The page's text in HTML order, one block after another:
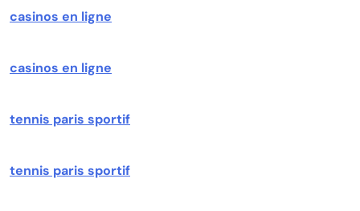
casinos en ligne
casinos en ligne
tennis paris sportif
tennis paris sportif